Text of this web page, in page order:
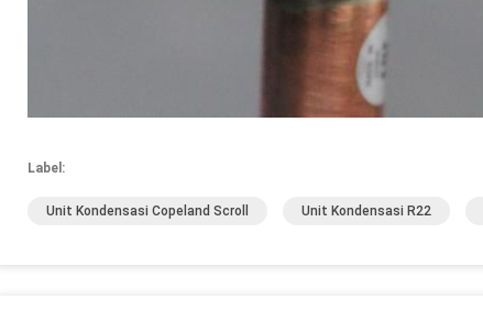
Label:
Unit Kondensasi Copeland Scroll Unit Kondensasi R22